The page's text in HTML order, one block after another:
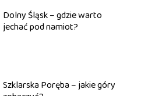
Dolny Śląsk – gdzie warto
jechać pod namiot?
Szklarska Poręba – jakie góry